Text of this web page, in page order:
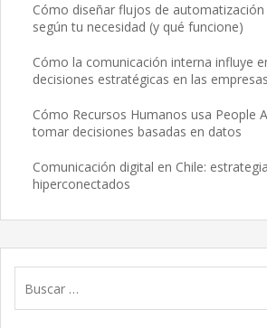
Cómo diseñar flujos de
según tu necesidad (y qué funcione)
Cómo la comunicación interna influye
decisiones estratégicas en las empresas
Cómo Recursos Humanos usa People
tomar decisiones basadas en datos
Comunicación digital en Chile:
hiperconectados